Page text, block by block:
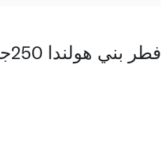
فطر بني هولندا 250جم